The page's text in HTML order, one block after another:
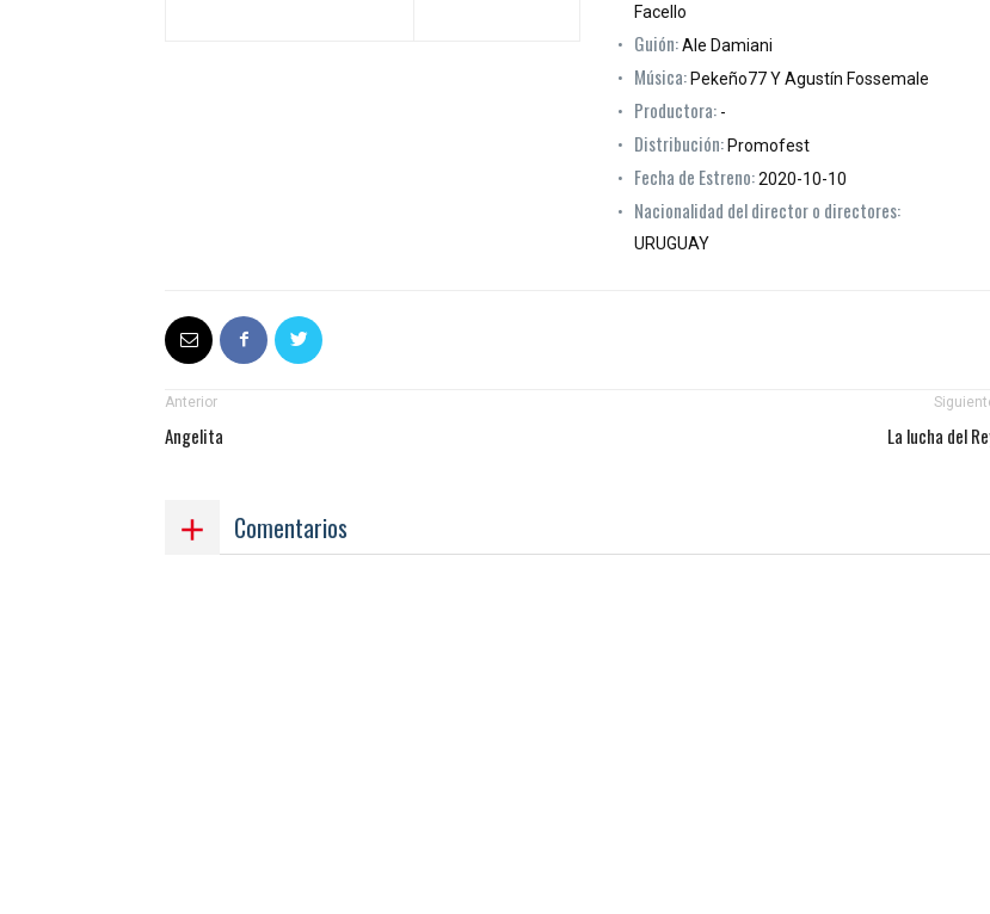
Facello
Guión:Ale Damiani
Música: Pekeño77 Y Agustín Fossemale
Productora: -
Distribución: Promofest
Fecha de Estreno:2020-10-10
Nacionalidad del director o directores:
URUGUAY
Anterior
Angelita La lucha del
Comentarios